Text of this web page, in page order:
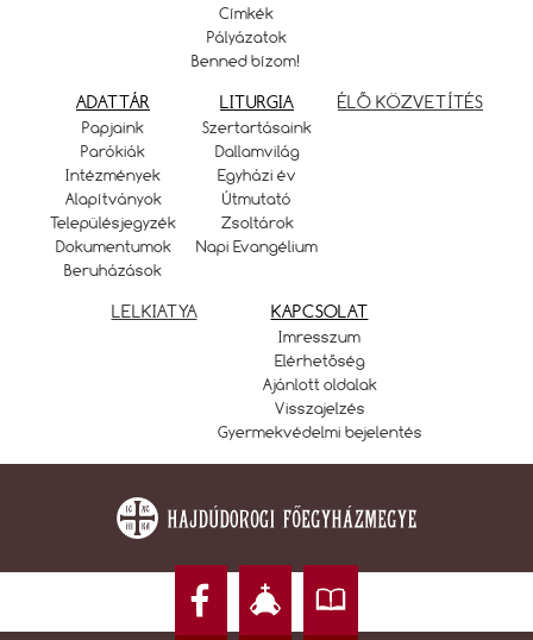
Címkék
Pályázatok
Benned bízom!
ADATTÁR
Papjaink
Parókiák
Intézmények
Alapítványok
Településjegyzék
Dokumentumok
Beruházások
LITURGIA
Szertartásaink
Dallamvilág
Egyházi év
Útmutató
Zsoltárok
Napi Evangélium
ÉLŐ KÖZVETÍTÉS
LELKIATYA KAPCSOLAT
Imresszum
Elérhetőség
Ajánlott oldalak
Visszajelzés
Gyermekvédelmi bejelentés